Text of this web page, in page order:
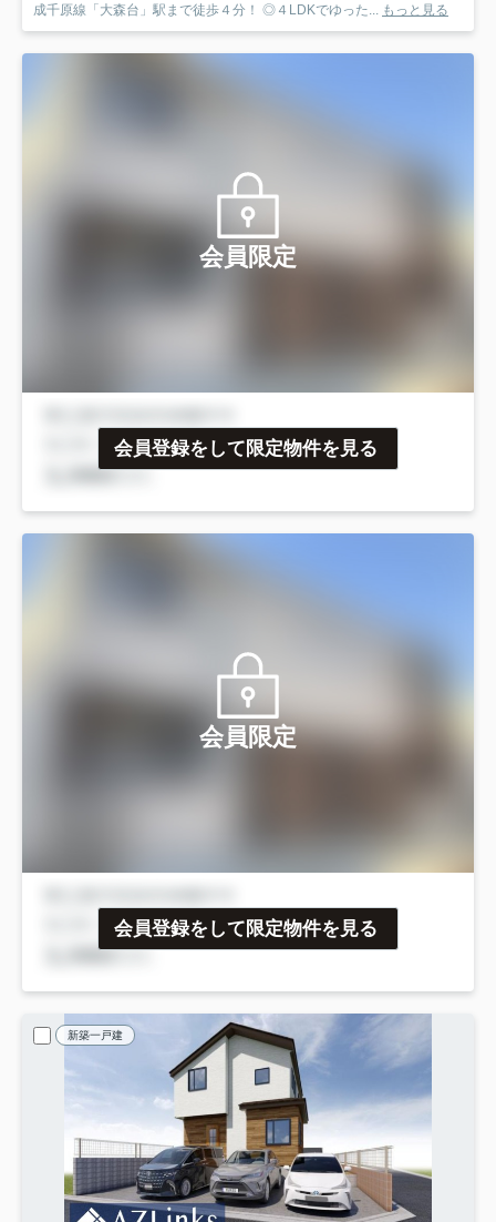
成千原線「大森台」駅まで徒歩４分！ ◎４LDKでゆった... もっと見る
会員限定
会員登録をして限定物件を見る
会員限定
会員登録をして限定物件を見る
新築一戸建